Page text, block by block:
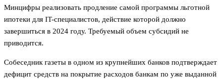
Минцифры реализовать продление самой программы льготной
ипотеки для IT-специалистов, действие которой должно
завершиться в 2024 году. Требуемый объем субсидий не
приводится.
Собеседник газеты в одном из крупнейших банков подтверждает
дефицит средств на покрытие расходов банкам по уже выданной